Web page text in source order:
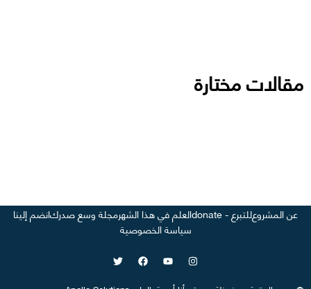
مقالات مختارة
عن المشروعللتبرع - donate العلم في هذا الشهرمجلة وسع صدركانضم إلينا
سياسة الخصوصية